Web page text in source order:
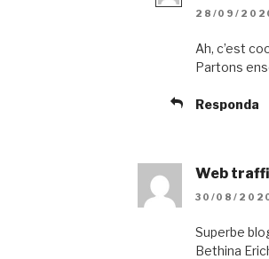
28/09/
Ah, c’est
Partons
Responda
Web
30/08/
Superbe
Bethina